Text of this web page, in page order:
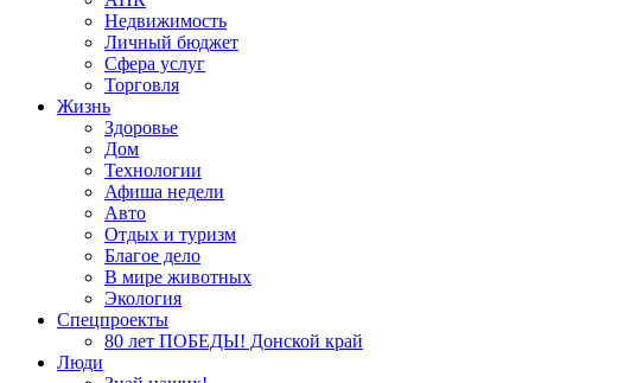
Недвижимость
Личный бюджет
Сфера услуг
Торговля
Жизнь
Здоровье
Дом
Технологии
Афиша недели
Авто
Отдых и туризм
Благое дело
В мире животных
Экология
Спецпроекты
80 лет ПОБЕДЫ! Донской край
Люди